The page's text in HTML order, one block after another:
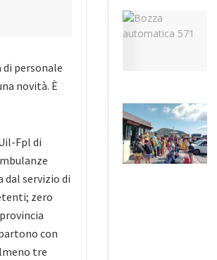
personale
novità. È
Fpl di
servizio di
zero
con
tre